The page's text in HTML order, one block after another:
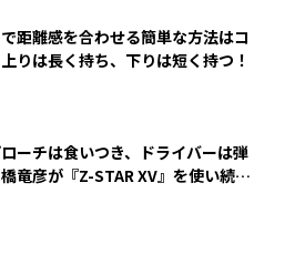
距離感を合わせる簡単な方法はコ
りは長く持ち、下りは短く持つ！
ローチは食いつき、ドライバーは弾
竜彦が『Z-STAR XV』を使い続け